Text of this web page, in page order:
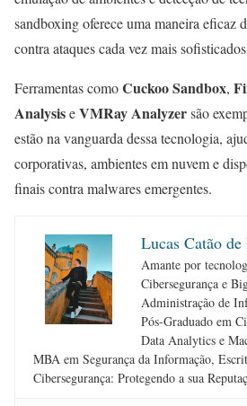
sandboxing oferece uma maneira eficaz
contra ataques cada vez mais
Ferramentas comoCuckoo Sandbox,
AnalysiseVMRay Analyzersão
estão na vanguarda dessa tecnologia,
corporativas, ambientes em nuvem e
finais contra malwares emergentes.
Lucas Catão
Amante por
Cibersegurança e
Administração de
Pós-Graduado em
Data Analytics e
MBA em Segurança da Informação,
Cibersegurança: Protegendo a sua